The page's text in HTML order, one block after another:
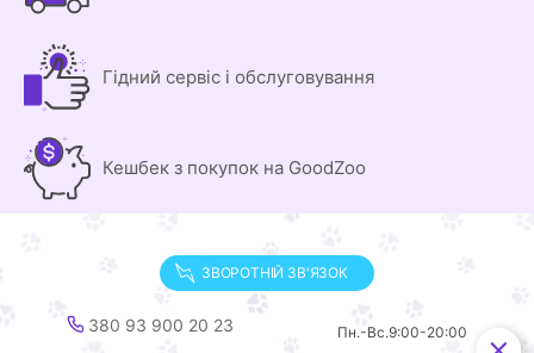
Гідний сервіс і обслуговування
Кешбек з покупок на GoodZoo
ЗВОРОТНІЙ ЗВ'ЯЗОК
380 93 900 20 23
Пн.-Вс.9:00-20:00